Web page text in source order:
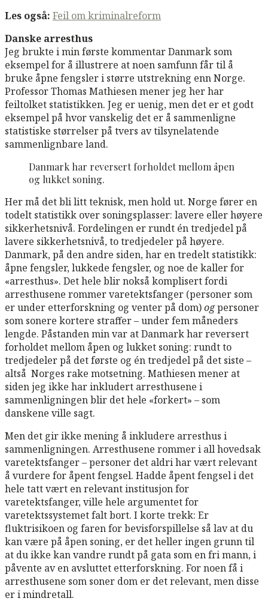
Les også: Feil om kriminalreform
Danske arresthus
Jeg brukte i min første kommentar Danmark som
eksempel for å illustrere at noen samfunn får til å
bruke åpne fengsler i større utstrekning enn Norge.
Professor Thomas Mathiesen mener jeg her har
feiltolket statistikken. Jeg er uenig, men det er et godt
eksempel på hvor vanskelig det er å sammenligne
statistiske størrelser på tvers av tilsynelatende
sammenlignbare land.
Danmark har reversert forholdet mellom åpen
og lukket soning.
Her må det bli litt teknisk, men hold ut. Norge fører en
todelt statistikk over soningsplasser: lavere eller høyere
sikkerhetsnivå. Fordelingen er rundt én tredjedel på
lavere sikkerhetsnivå, to tredjedeler på høyere.
Danmark, på den andre siden, har en tredelt statistikk:
åpne fengsler, lukkede fengsler, og noe de kaller for
«arresthus». Det hele blir nokså komplisert fordi
arresthusene rommer varetektsfanger (personer som
er under etterforskning og venter på dom)ogpersoner
som sonere kortere straffer – under fem måneders
lengde. Påstanden min var at Danmark har reversert
forholdet mellom åpen og lukket soning: rundt to
tredjedeler på det første og én tredjedel på det siste –
altså Norges rake motsetning. Mathiesen mener at
siden jeg ikke har inkludert arresthusene i
sammenligningen blir det hele «forkert» – som
danskene ville sagt.
Men det gir ikke mening å inkludere arresthus i
sammenligningen. Arresthusene rommer i all hovedsak
varetektsfanger – personer det aldri har vært relevant
å vurdere for åpent fengsel. Hadde åpent fengsel i det
hele tatt vært en relevant institusjon for
varetektsfanger, ville hele argumentet for
varetektssystemet falt bort. I korte trekk: Er
fluktrisikoen og faren for bevisforspillelse så lav at du
kan være på åpen soning, er det heller ingen grunn til
at du ikke kan vandre rundt på gata som en fri mann, i
påvente av en avsluttet etterforskning. For noen få i
arresthusene som soner dom er det relevant, men disse
er i mindretall.